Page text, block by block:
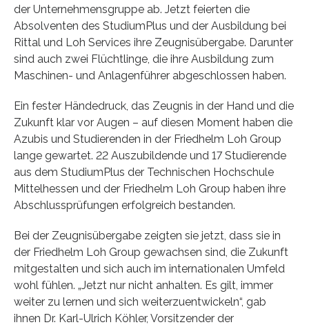
der Unternehmensgruppe ab. Jetzt feierten die
Absolventen des StudiumPlus und der Ausbildung bei
Rittal und Loh Services ihre Zeugnisübergabe. Darunter
sind auch zwei Flüchtlinge, die ihre Ausbildung zum
Maschinen- und Anlagenführer abgeschlossen haben.
Ein fester Händedruck, das Zeugnis in der Hand und die
Zukunft klar vor Augen – auf diesen Moment haben die
Azubis und Studierenden in der Friedhelm Loh Group
lange gewartet. 22 Auszubildende und 17 Studierende
aus dem StudiumPlus der Technischen Hochschule
Mittelhessen und der Friedhelm Loh Group haben ihre
Abschlussprüfungen erfolgreich bestanden.
Bei der Zeugnisübergabe zeigten sie jetzt, dass sie in
der Friedhelm Loh Group gewachsen sind, die Zukunft
mitgestalten und sich auch im internationalen Umfeld
wohl fühlen. „Jetzt nur nicht anhalten. Es gilt, immer
weiter zu lernen und sich weiterzuentwickeln“, gab
ihnen Dr. Karl-Ulrich Köhler, Vorsitzender der